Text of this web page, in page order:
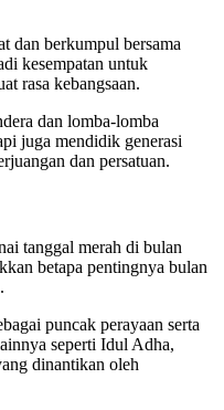
dan berkumpul bersama
kesempatan untuk
rasa kebangsaan.
dan lomba-lomba
juga mendidik generasi
dan persatuan.
tanggal merah di bulan
betapa pentingnya bulan
puncak perayaan serta
seperti Idul Adha,
dinantikan oleh